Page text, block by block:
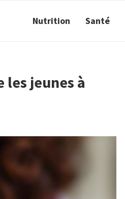
Nutrition Santé
jeunes à